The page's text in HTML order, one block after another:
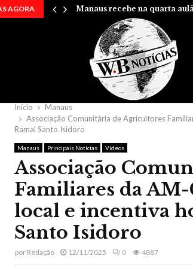
AGORA Manaus recebe na quarta
Início
Manaus
Associação Comunitária de Agricultores
Ramal Santo Isidoro
Manaus Principais Notícias Vídeos
Associação
Familiares da
local e incentiva
Santo Isidoro
por Redação 12/11/2025 0 4887